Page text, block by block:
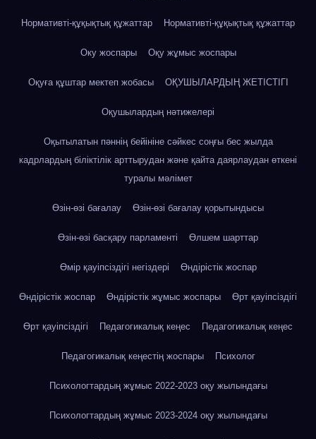
Нормативті-құқықтық құжаттар Нормативті-құқықтық құжаттар
Оку жоспары Оқу жұмыс жоспары
Оқуға құштар мектеп жобасы ОҚУШЫЛАРДЫҢ ЖЕТІСТІГІ
Оқушылардың нәтижелері
Оқытылатын пәннің бейініне сәйкес соңғы бес жылда
кадрлардың біліктілік арттырудан және қайта даярлаудан өткені
туралы мәлімет
Өзін-өзі бағалау Өзін-өзі бағалау қорытындысы
Өзін-өзі басқару парламенті Өлшем шарттар
Өмір қауіпсіздігі негіздері Өндірістік жоспар
Өндірістік жоспар Өндірістік жұмыс жоспары Өрт қауіпсіздігі
Өрт қауіпсіздігі Педагогикалық кеңес Педагогикалық кеңес
Педагогикалық кеңестің жоспары Психолог
Психологтардың жұмыс 2022-2023 оқу жылындағы
Психологтардың жұмыс 2023-2024 оқу жылындағы